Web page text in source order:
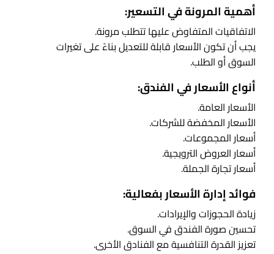
أهمية المرونة في التسعير:
الاتفاقيات المتفاوض عليها تتطلب مرونة.
يجب أن تكون الأسعار قابلة للتعديل بناءً على تغيرات
السوق أو الطلب.
أنواع الأسعار في الفندق:
الأسعار العامة.
الأسعار المخفضة للشركات.
أسعار المجموعات.
أسعار العروض الترويجية.
أسعار تجارة الجملة.
فوائد إدارة الأسعار بفعالية:
زيادة الحجوزات والإيرادات.
تحسين صورة الفندق في السوق.
تعزيز القدرة التنافسية مع الفنادق الأخرى.